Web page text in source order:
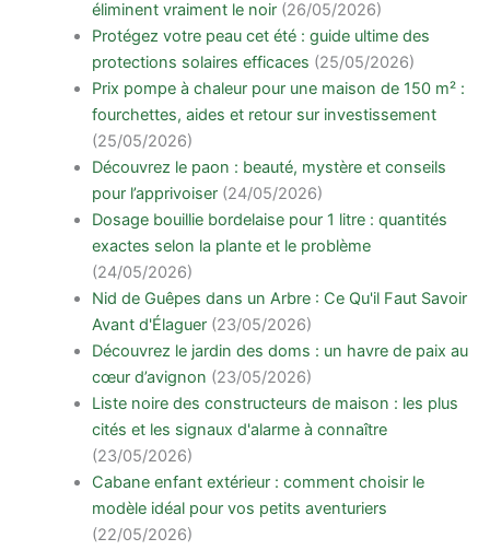
éliminent vraiment le noir (26/05/2026)
Protégez votre peau cet été : guide ultime des
protections solaires efficaces (25/05/2026)
Prix pompe à chaleur pour une maison de 150 m² :
fourchettes, aides et retour sur investissement
(25/05/2026)
Découvrez le paon : beauté, mystère et conseils
pour l’apprivoiser (24/05/2026)
Dosage bouillie bordelaise pour 1 litre : quantités
exactes selon la plante et le problème
(24/05/2026)
Nid de Guêpes dans un Arbre : Ce Qu'il Faut Savoir
Avant d'Élaguer (23/05/2026)
Découvrez le jardin des doms : un havre de paix au
cœur d’avignon (23/05/2026)
Liste noire des constructeurs de maison : les plus
cités et les signaux d'alarme à connaître
(23/05/2026)
Cabane enfant extérieur : comment choisir le
modèle idéal pour vos petits aventuriers
(22/05/2026)